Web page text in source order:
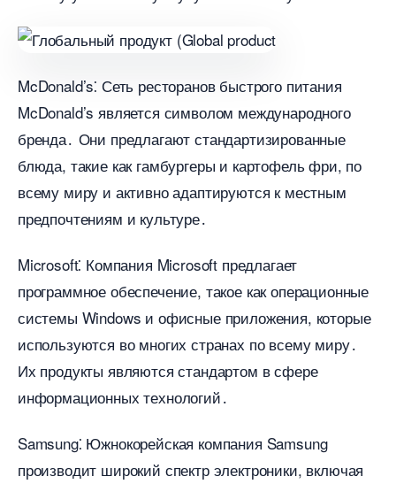
McDonald’s⁚ Сеть ресторанов быстрого питания
McDonald’s является символом международного
ренда․ Они предлагают стандартизированные
люда, такие как гамбургеры и картофель фри, по
сему миру и активно адаптируются к местным
предпочтениям и культуре․
Microsoft⁚ Компания Microsoft предлагает
программное обеспечение, такое как операционные
системы Windows и офисные приложения, которые
используются во многих странах по всему миру․
Их продукты являются стандартом в сфере
информационных технологий․
Samsung⁚ Южнокорейская компания Samsung
производит широкий спектр электроники, включая